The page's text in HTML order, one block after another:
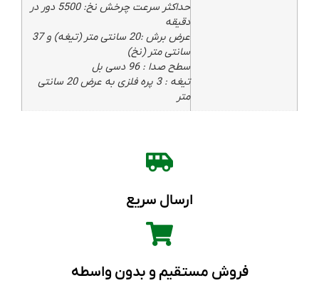
حداکثر سرعت چرخش نخ: 5500 دور در
دقیقه
عرض برش :20 سانتی متر (تیغه) و 37
سانتی متر (نخ)
سطح صدا : 96 دسی بل
تیغه : 3 پره فلزی به عرض 20 سانتی
متر
ارسال سریع
فروش مستقیم و بدون واسطه